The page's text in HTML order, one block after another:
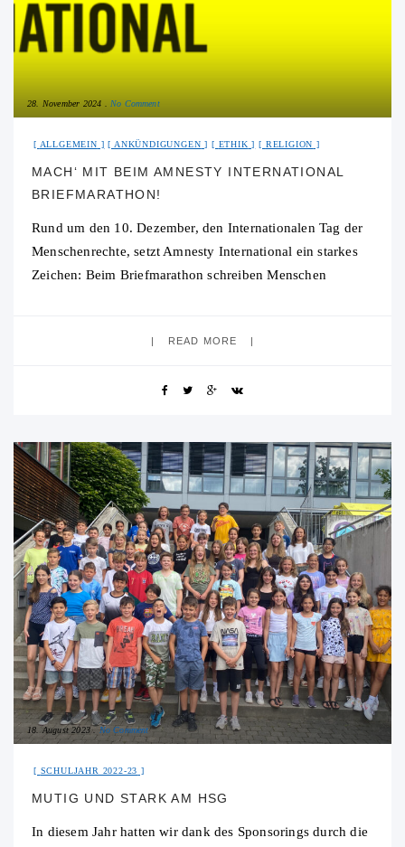
28. November 2024 No Comment
ALLGEMEIN ANKÜNDIGUNGEN ETHIK RELIGION
MACH‘ MIT BEIM AMNESTY INTERNATIONAL
BRIEFMARATHON!
Rund um den 10. Dezember, den Internationalen Tag der
Menschenrechte, setzt Amnesty International ein starkes
Zeichen: Beim Briefmarathon schreiben Menschen
READ MORE
18. August 2023 No Comment
SCHULJAHR 2022-23
MUTIG UND STARK AM HSG
In diesem Jahr hatten wir dank des Sponsorings durch die